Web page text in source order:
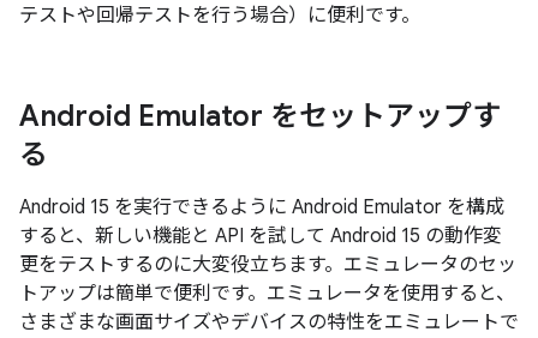
テストや回帰テストを行う場合）に便利です。
Android Emulator をセットアップす
る
Android 15 を実行できるように Android Emulator を構成
すると、新しい機能と API を試して Android 15 の動作変
更をテストするのに大変役立ちます。エミュレータのセッ
トアップは簡単で便利です。エミュレータを使用すると、
さまざまな画面サイズやデバイスの特性をエミュレートで